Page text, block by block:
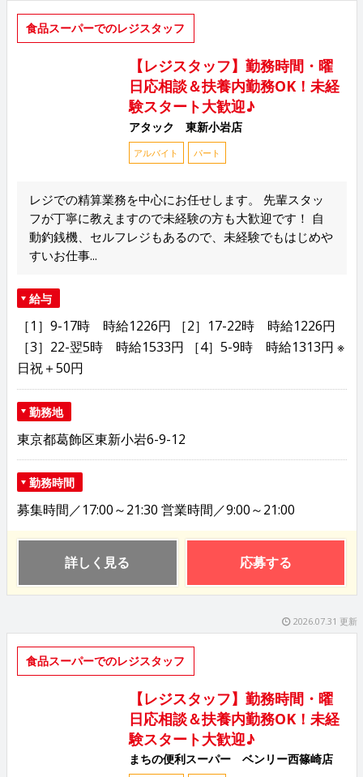
食品スーパーでのレジスタッフ
【レジスタッフ】勤務時間・曜
日応相談＆扶養内勤務OK！未経
験スタート大歓迎♪
アタック 東新小岩店
アルバイト パート
レジでの精算業務を中心にお任せします。 先輩スタッ
フが丁寧に教えますので未経験の方も大歓迎です！ 自
動釣銭機、セルフレジもあるので、未経験でもはじめや
すいお仕事...
給与
［1］9-17時 時給1226円 ［2］17-22時 時給1226円
［3］22-翌5時 時給1533円 ［4］5-9時 時給1313円 ※
日祝＋50円
勤務地
東京都葛飾区東新小岩6-9-12
勤務時間
募集時間／17:00～21:30 営業時間／9:00～21:00
詳しく見る 応募する
2026.07.31 更新
食品スーパーでのレジスタッフ
【レジスタッフ】勤務時間・曜
日応相談＆扶養内勤務OK！未経
験スタート大歓迎♪
まちの便利スーパー ベンリー西篠崎店